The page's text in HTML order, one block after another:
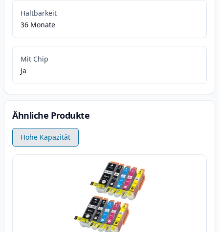
Haltbarkeit
36 Monate
Mit Chip
Ja
Ähnliche Produkte
Hohe Kapazität